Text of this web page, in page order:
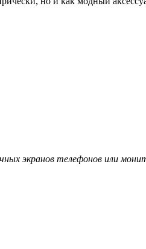
экранов телефонов или